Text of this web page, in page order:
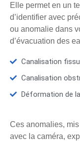
Elle permet en un
d’identifier avec
ou anomalie dans
d’évacuation des
Canalisation
Canalisation
Déformation de
Ces anomalies,
avec la caméra,